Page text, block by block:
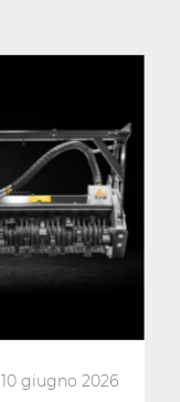
10 giugno 2026